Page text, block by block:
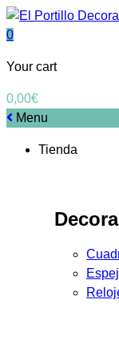
0
Your cart
0,00€
Menu
Tienda